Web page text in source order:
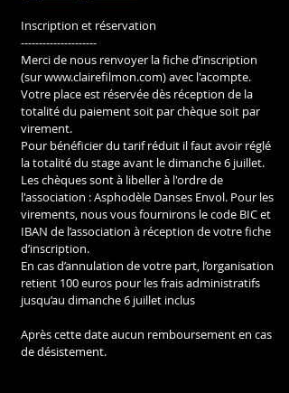
Inscription et réservation
---------------------
Merci de nous renvoyer la fiche d’inscription
(sur www.clairefilmon.com) avec l'acompte.
Votre place est réservée dès réception de la
totalité du paiement soit par chèque soit par
virement.
Pour bénéficier du tarif réduit il faut avoir réglé
la totalité du stage avant le dimanche 6 juillet.
Les chèques sont à libeller à l'ordre de
l'association : Asphodèle Danses Envol. Pour les
virements, nous vous fournirons le code BIC et
IBAN de l’association à réception de votre fiche
d’inscription.
En cas d’annulation de votre part, l’organisation
retient 100 euros pour les frais administratifs
jusqu’au dimanche 6 juillet inclus
Après cette date aucun remboursement en cas
de désistement.